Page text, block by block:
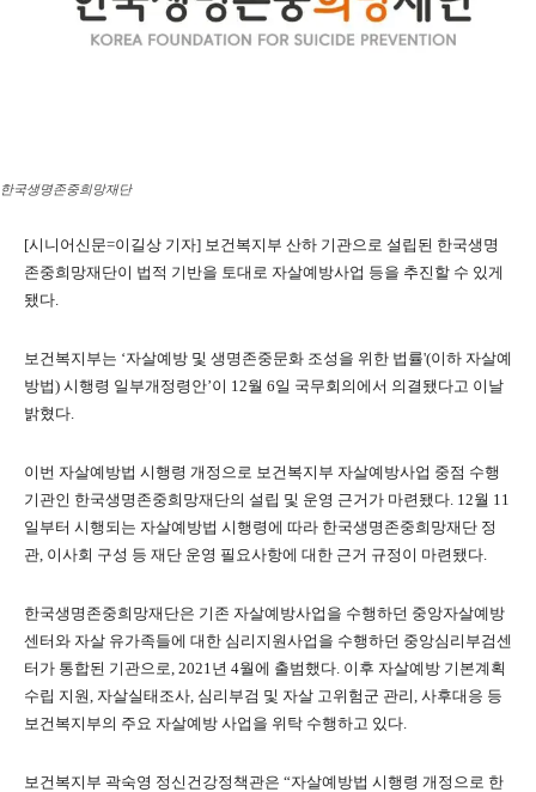
한국생명존중희망재단
[시니어신문=이길상 기자] 보건복지부 산하 기관으로 설립된 한국생명
존중희망재단이 법적 기반을 토대로 자살예방사업 등을 추진할 수 있게
됐다.
보건복지부는 ‘자살예방 및 생명존중문화 조성을 위한 법률'(이하 자살예
방법) 시행령 일부개정령안’이 12월 6일 국무회의에서 의결됐다고 이날
밝혔다.
이번 자살예방법 시행령 개정으로 보건복지부 자살예방사업 중점 수행
기관인 한국생명존중희망재단의 설립 및 운영 근거가 마련됐다. 12월 11
일부터 시행되는 자살예방법 시행령에 따라 한국생명존중희망재단 정
관, 이사회 구성 등 재단 운영 필요사항에 대한 근거 규정이 마련됐다.
한국생명존중희망재단은 기존 자살예방사업을 수행하던 중앙자살예방
센터와 자살 유가족들에 대한 심리지원사업을 수행하던 중앙심리부검센
터가 통합된 기관으로, 2021년 4월에 출범했다. 이후 자살예방 기본계획
수립 지원, 자살실태조사, 심리부검 및 자살 고위험군 관리, 사후대응 등
보건복지부의 주요 자살예방 사업을 위탁 수행하고 있다.
보건복지부 곽숙영 정신건강정책관은 “자살예방법 시행령 개정으로 한